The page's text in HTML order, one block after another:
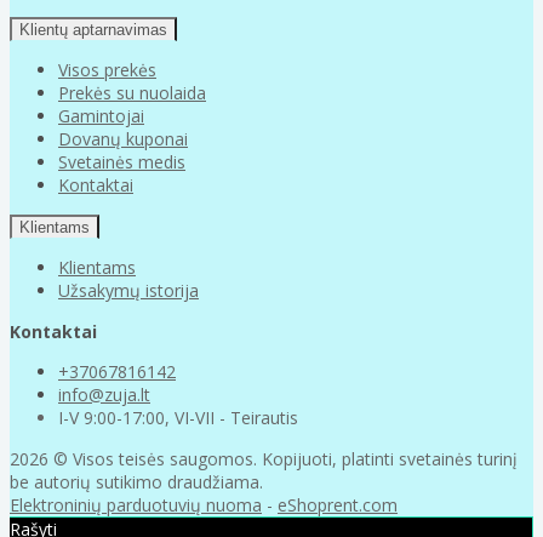
Klientų aptarnavimas
Visos prekės
Prekės su nuolaida
Gamintojai
Dovanų kuponai
Svetainės medis
Kontaktai
Klientams
Klientams
Užsakymų istorija
Kontaktai
+37067816142
info@zuja.lt
I-V 9:00-17:00, VI-VII - Teirautis
2026 © Visos teisės saugomos. Kopijuoti, platinti svetainės turinį
be autorių sutikimo draudžiama.
Elektroninių parduotuvių nuoma - eShoprent.com
Rašyti